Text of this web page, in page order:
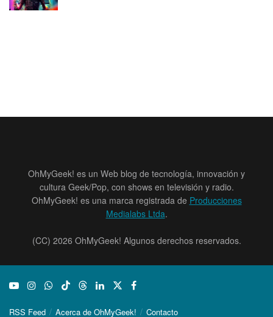
OhMyGeek! es un Web blog de tecnología, innovación y
cultura Geek/Pop, con shows en televisión y radio.
OhMyGeek! es una marca registrada de Producciones
Medialabs Ltda.
(CC) 2026 OhMyGeek! Algunos derechos reservados.
RSS Feed Acerca de OhMyGeek! Contacto